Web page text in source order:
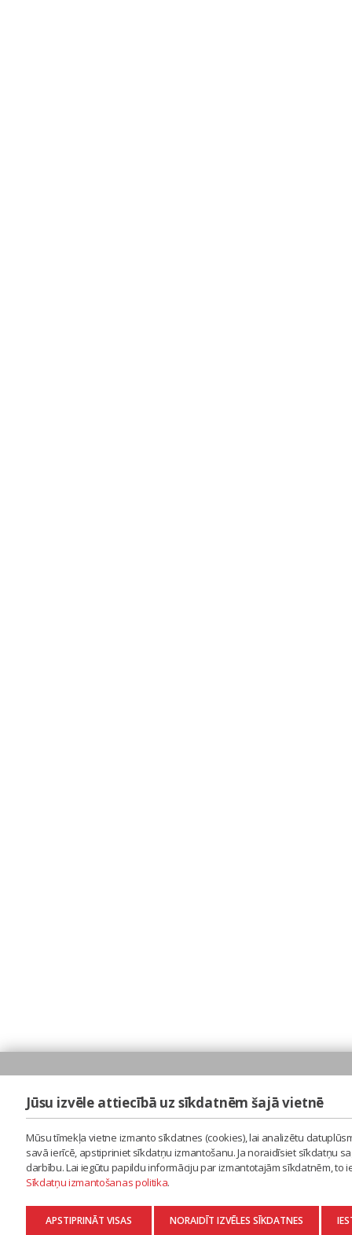
Jūsu izvēle attiecībā uz sīkdatnēm šajā vietnē
Mūsu tīmekļa vietne izmanto sīkdatnes (cookies), lai analizētu
savā ierīcē, apstipriniet sīkdatņu izmantošanu. Ja noraidīsiet sīkdatņu
darbību. Lai iegūtu papildu informāciju par izmantotajām sīkdatnēm,
Sīkdatņu izmantošanas politika.
APSTIPRINĀT VISAS NORAIDĪT IZVĒLES SĪKDATNES